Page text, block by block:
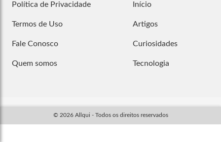
Política de Privacidade
Termos de Uso
Fale Conosco
Quem somos
Início
Artigos
Curiosidades
Tecnologia
© 2026 Allqui - Todos os direitos reservados